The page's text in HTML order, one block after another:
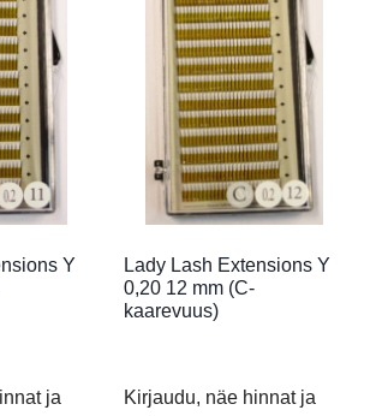
Y
ja
Lady Lash Extensions Y
0,20 12 mm (C-
kaarevuus)
Kirjaudu, näe hinnat ja